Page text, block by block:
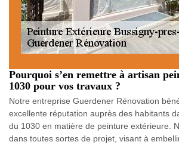
Pourquoi s’en remettre à artisan
1030 pour vos travaux ?
Notre entreprise Guerdener Rénovation
excellente réputation auprès des habitants
du 1030 en matière de peinture extérieure.
dans toutes sortes de projet, visant à